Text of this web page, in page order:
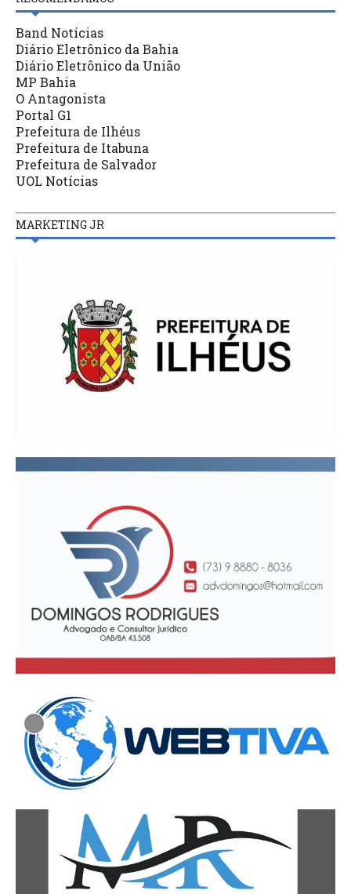
Band Notícias
Diário Eletrônico da Bahia
Diário Eletrônico da União
MP Bahia
O Antagonista
Portal G1
Prefeitura de Ilhéus
Prefeitura de Itabuna
Prefeitura de Salvador
UOL Notícias
MARKETING JR